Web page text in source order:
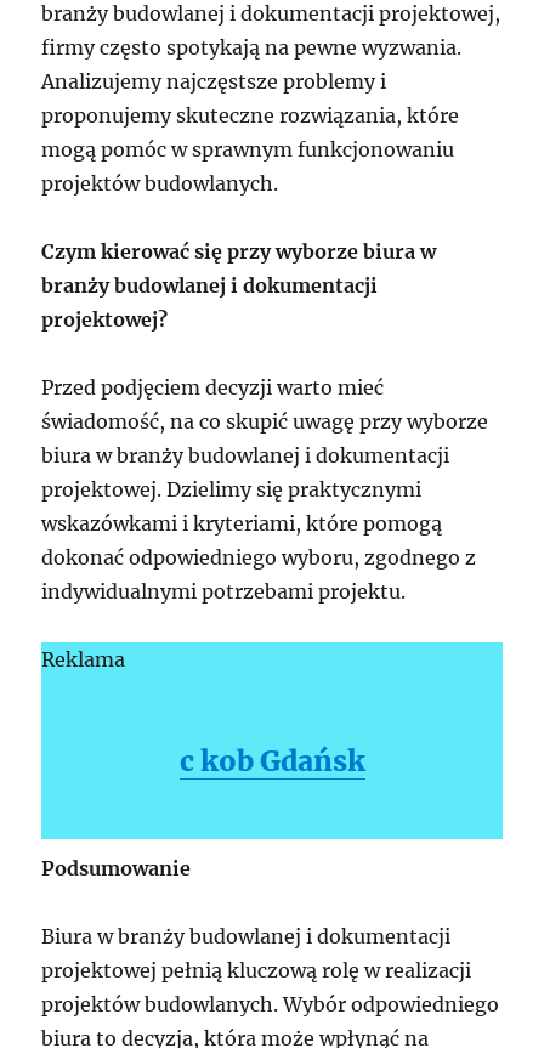
branży budowlanej i dokumentacji projektowej,
firmy często spotykają na pewne wyzwania.
Analizujemy najczęstsze problemy i
proponujemy skuteczne rozwiązania, które
mogą pomóc w sprawnym funkcjonowaniu
projektów budowlanych.
Czym kierować się przy wyborze biura w
branży budowlanej i dokumentacji
projektowej?
Przed podjęciem decyzji warto mieć
świadomość, na co skupić uwagę przy wyborze
biura w branży budowlanej i dokumentacji
projektowej. Dzielimy się praktycznymi
wskazówkami i kryteriami, które pomogą
dokonać odpowiedniego wyboru, zgodnego z
indywidualnymi potrzebami projektu.
Reklama
c kob Gdańsk
Podsumowanie
Biura w branży budowlanej i dokumentacji
projektowej pełnią kluczową rolę w realizacji
projektów budowlanych. Wybór odpowiedniego
biura to decyzja, która może wpłynąć na